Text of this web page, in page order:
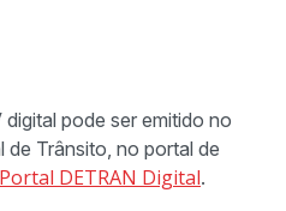
digital pode ser emitido no
de Trânsito, no portal de
Portal DETRAN Digital.